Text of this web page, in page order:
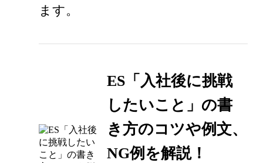
ます。
ES「入社後に挑戦
したいこと」の書
き方のコツや例文、
NG例を解説！